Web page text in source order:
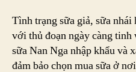
Tình trạng sữa giả, sữa nhái
với thủ đoạn ngày càng
sữa Nan Nga nhập khẩu và
đảm bảo chọn mua sữa ở